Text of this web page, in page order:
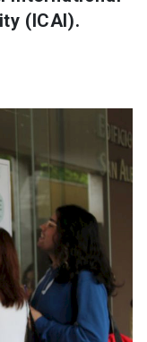
(ICAI).